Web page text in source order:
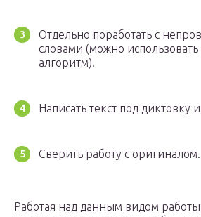
Отдельно поработать с
словами (можно
алгоритм).
Написать текст под диктовку
Сверить работу с оригиналом.
Работая над данным видом